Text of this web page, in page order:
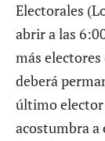
Electorales
abrir a las
más
deberá
último elector
acostumbra a